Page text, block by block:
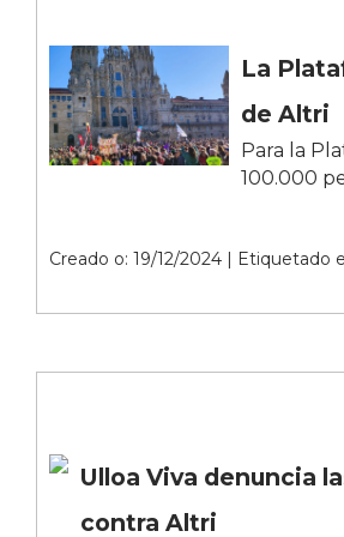
La
de Altri
Para la
100.000
Creado o: 19/12/2024 | Etiquetado
Ulloa Viva denuncia
contra Altri